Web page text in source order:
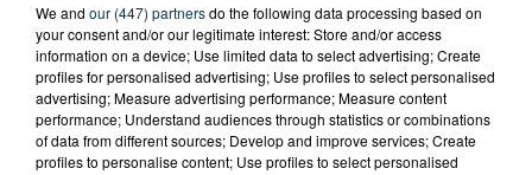
We and our (447) partnersdo the following data processing based on
your consent and/or our legitimate interest: Store and/or access
information on a device; Use limited data to select advertising; Create
profiles for personalised advertising; Use profiles to select personalised
advertising; Measure advertising performance; Measure content
performance; Understand audiences through statistics or combinations
of data from different sources; Develop and improve services; Create
profiles to personalise content; Use profiles to select personalised